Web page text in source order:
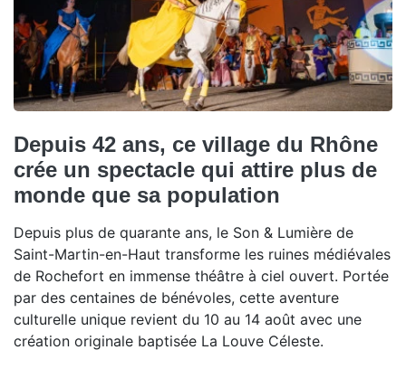
Depuis 42 ans, ce village du Rhône
crée un spectacle qui attire plus de
monde que sa population
Depuis plus de quarante ans, le Son & Lumière de
Saint-Martin-en-Haut transforme les ruines médiévales
de Rochefort en immense théâtre à ciel ouvert. Portée
par des centaines de bénévoles, cette aventure
culturelle unique revient du 10 au 14 août avec une
création originale baptisée La Louve Céleste.